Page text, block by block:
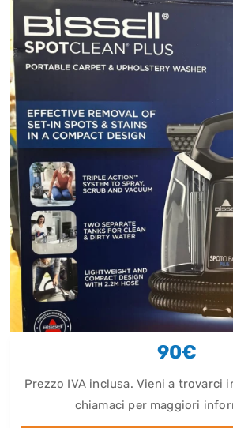
90€
Prezzo IVA inclusa. Vieni a trovarci
chiamaci per maggiori